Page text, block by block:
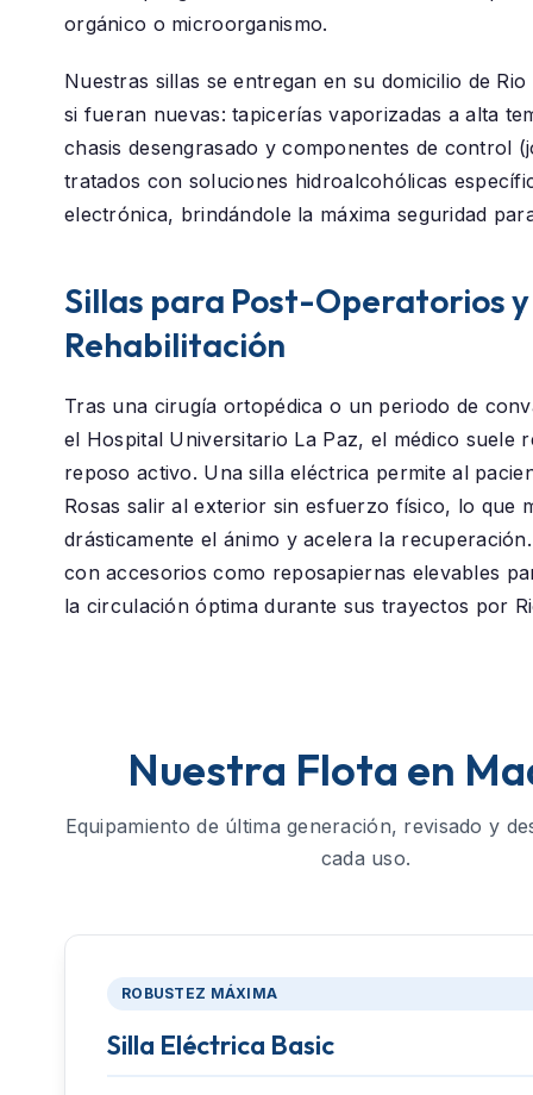
orgánico o microorganismo.
Nuestras sillas se entregan en su domicilio de Rio
si fueran nuevas: tapicerías vaporizadas a alta
chasis desengrasado y componentes de control
tratados con soluciones hidroalcohólicas
electrónica, brindándole la máxima seguridad
Sillas para Post-Operatorios y
Rehabilitación
Tras una cirugía ortopédica o un periodo de
el Hospital Universitario La Paz, el médico suele
reposo activo. Una silla eléctrica permite al
Rosas salir al exterior sin esfuerzo físico, lo que
drásticamente el ánimo y acelera la
con accesorios como reposapiernas elevables
la circulación óptima durante sus trayectos por
Nuestra Flota en
Equipamiento de última generación, revisado y
cada uso.
ROBUSTEZ MÁXIMA
Silla Eléctrica Basic